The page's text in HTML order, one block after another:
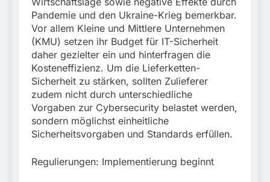
Pandemie und den Ukraine-Krieg bemerkbar.
Vor allem Kleine und Mittlere Unternehmen
(KMU) setzen ihr Budget für IT-Sicherheit
daher gezielter ein und hinterfragen die
Kosteneffizienz. Um die Lieferketten-
Sicherheit zu stärken, sollten Zulieferer
zudem nicht durch unterschiedliche
Vorgaben zur Cybersecurity belastet werden,
sondern möglichst einheitliche
Sicherheitsvorgaben und Standards erfüllen.
Regulierungen: Implementierung beginnt